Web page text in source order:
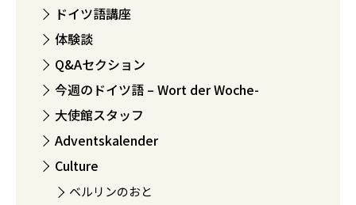
ドイツ語講座
体験談
Q&Aセクション
今週のドイツ語 – Wort der Woche-
大使館スタッフ
Adventskalender
Culture
ベルリンのおと